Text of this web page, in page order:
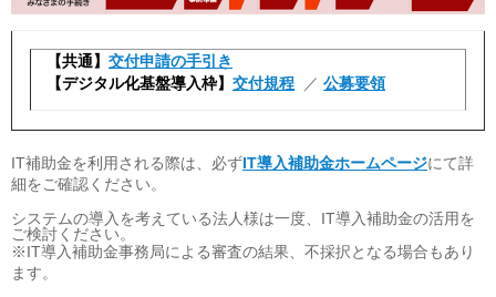
【共通】 交付申請の手引き
【デジタル化基盤導入枠】 交付規程 ／ 公募要領
IT補助金を利用される際は、必ずIT導入補助金ホームページにて詳
細をご確認ください。
システムの導入を考えている法人様は一度、IT導入補助金の活用を
ご検討ください。
※IT導入補助金事務局による審査の結果、不採択となる場合もあり
ます。